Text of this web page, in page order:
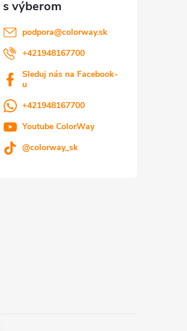
podpora@colorway.sk
+421948167700
Sleduj nás na Facebook-
u
+421948167700
Youtube ColorWay
@colorway_sk